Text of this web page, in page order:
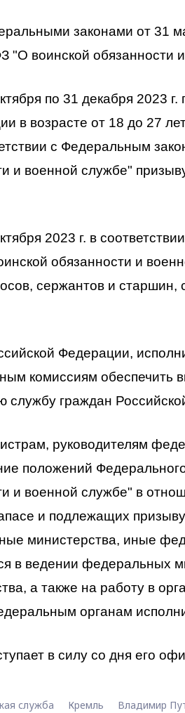
законами от 31
"О воинской обязанности
по 31 декабря 2023
в возрасте от 18 до 27
с Федеральным
и военной службе"
2023 г. в
обязанности и
сержантов и старшин,
Федерации,
комиссиям обеспечить
службу граждан
руководителям
положений
и военной службе" в
и подлежащих
министерства, иные
в ведении федеральных
а также на работу в
органам
в силу со дня его
служба Кремль Владимир